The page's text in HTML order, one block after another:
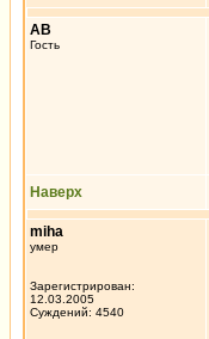
АВ
Гость
Наверх
miha
умер
Зарегистрирован:
12.03.2005
Суждений: 4540